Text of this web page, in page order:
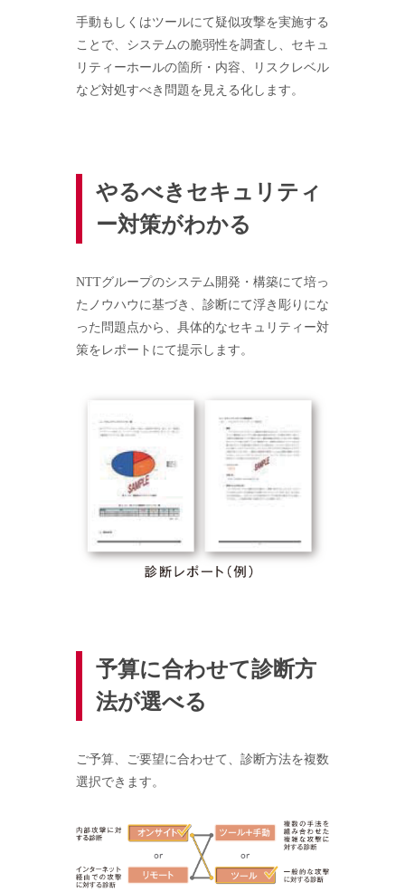
手動もしくはツールにて疑似攻撃を実施する
ことで、システムの脆弱性を調査し、セキュ
リティーホールの箇所・内容、リスクレベル
など対処すべき問題を見える化します。
やるべきセキュリティ
ー対策がわかる
NTTグループのシステム開発・構築にて培っ
たノウハウに基づき、診断にて浮き彫りにな
った問題点から、具体的なセキュリティー対
策をレポートにて提示します。
予算に合わせて診断方
法が選べる
ご予算、ご要望に合わせて、診断方法を複数
選択できます。